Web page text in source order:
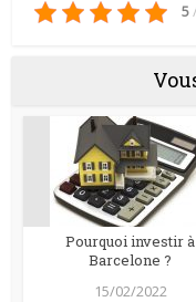
5/
Pourquoi investir à
Barcelone ?
15/02/2022